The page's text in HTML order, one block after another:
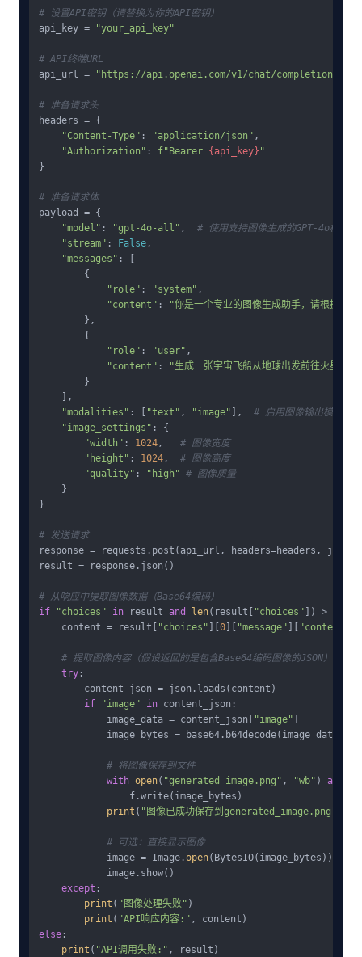
# 设置API密钥（请替换为你的API密钥）
api_key =
"your_api_key"
# API终端URL
api_url =
"https://api.openai.com/v1/chat/completions"
# 准备请求头
headers = {
"Content-Type" : "application/json" ,
"Authorization" : f"Bearer {api_key} "
}
# 准备请求体
payload = {
"model" : "gpt-4o-all" , # 使用支持图像生成的GPT-4o模型
"stream" : False,
"messages" : [
        {
"role" : "system" ,
"content" :
"你是一个专业的图像生成助手，请根据用
        },
        {
"role" : "user" ,
"content" :
"生成一张宇宙飞船从地球出发前往火星的
        }
    ],
"modalities" : [ "text" , "image" ], # 启用图像输出模态
"image_settings" : {
"width" : 1024, # 图像宽度
"height" : 1024, # 图像高度
"quality" : "high" # 图像质量
    }
}
# 发送请求
response = requests.post(api_url, headers=headers,
result = response.json()
# 从响应中提取图像数据（Base64编码）
if
"choices" in result and len(result[ "choices" ]) >
    content = result[
"choices" 0 "message" "content"
# 提取图像内容（假设返回的是包含Base64编码图像的JSON）
try :
        content_json = json.loads(content)
if
"image" in content_json:
            image_data = content_json[
"image"
            image_bytes = base64.b64decode(image_data)
# 将图像保存到文件
with open( "generated_image.png" , "wb" ) as
                f.write(image_bytes)
print ( "图像已成功保存到generated_image.png"
# 可选：直接显示图像
            image = Image.
open(BytesIO(image_bytes))
            image.show()
except :
print ( "图像处理失败" )
print ( "API响应内容:"
else :
print ( "API调用失败:"